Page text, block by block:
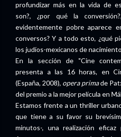
profundizar más en la vida de
son?, ¿por qué la
evidentemente pobre aparece
conversos? Y a todo esto, ¿qué
los judíos-mexicanos de
En la sección de "Cine
presenta a las 16 horas, en
(España, 2008), opera primade
del premio a la mejor película en
Estamos frente a un thriller
que tiene a su favor su
minutos-, una realización